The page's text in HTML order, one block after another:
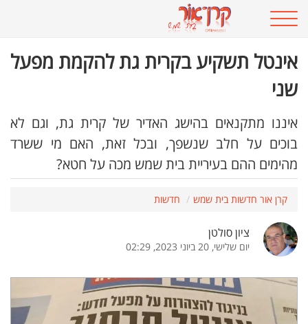
אינטל תשקיע בקרית גת להקמת מפעל
שני
איננו מתקנאים בהישג האדיר של קרית גת, וגם לא
בוכים על חלב שנשפך, ובכל זאת, האם מי ששרד
מהימים ההם בעיריית בית שמש מכה על חטא?
קרן אור חדשות בית שמש חדשות
ציון סולטן
יום שלישי, 20 ביוני 2023, 02:29